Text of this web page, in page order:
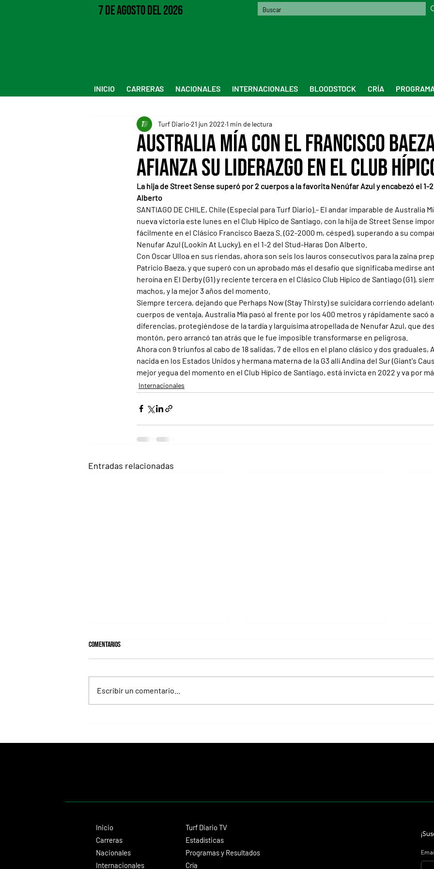
7 de Agosto del 2026
INICIO CARRERAS NACIONALES INTERNACIONALES BLOODSTOCK CRÍA
Australia Mía con el Francisco
afianza su liderazgo en el Club
Turf Diario 21 jun 2022 1 min de lectura
La hija de Street Sense superó por 2 cuerpos a la favorita Nenúfar Azul y encabezó el 1-
Alberto
SANTIAGO DE CHILE, Chile (Especial para Turf Diario).- El andar imparable de Australia
nueva victoria este lunes en el Club Hípico de Santiago, con la hija de Street Sense
fácilmente en el Clásico Francisco Baeza S. (G2-2000 m, césped), superando a su
Nenufar Azul (Lookin At Lucky), en el 1-2 del Stud-Haras Don Alberto.
Con Oscar Ulloa en sus riendas, ahora son seis los lauros consecutivos para la zaina
Patricio Baeza, y que superó con un aprobado más el desafío que significaba medirse
heroína en El Derby (G1) y reciente tercera en el Clásico Club Hípico de Santiago (G1),
machos, y la mejor 3 años del momento.
Siempre tercera, dejando que Perhaps Now (Stay Thirsty) se suicidara corriendo
cuerpos de ventaja, Australia Mía pasó al frente por los 400 metros y rápidamente sacó
diferencias, protegiéndose de la tardía y larguísima atropellada de Nenufar Azul, que
montón, pero arrancó tan atrás que le fue imposible transformarse en peligrosa.
Ahora con 9 triunfos al cabo de 18 salidas, 7 de ellos en el plano clásico y dos graduales,
nacida en los Estados Unidos y hermana materna de la G3 allí Andina del Sur (Giant's
mejor yegua del momento en el Club Hípico de Santiago, está invicta en 2022 y va por
Internacionales
Entradas relacionadas
Comentarios
Escribir un comentario...
Inicio
Carreras
Nacionales
Internacionales
Turf Diario TV
Estadísticas
Programas y Resultados
Cría
Email